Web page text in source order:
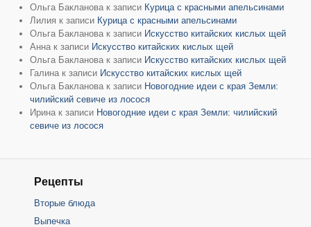
Ольга Бакланова к записи Курица с красными апельсинами
Лилия к записи Курица с красными апельсинами
Ольга Бакланова к записи Искусство китайских кислых щей
Анна к записи Искусство китайских кислых щей
Ольга Бакланова к записи Искусство китайских кислых щей
Галина к записи Искусство китайских кислых щей
Ольга Бакланова к записи Новогодние идеи с края Земли:
чилийский севиче из лосося
Ирина к записи Новогодние идеи с края Земли: чилийский
севиче из лосося
Рецепты
Вторые блюда
Выпечка